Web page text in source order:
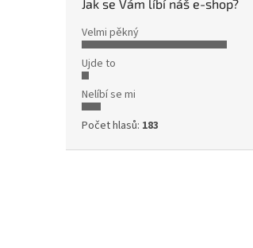
Jak se Vám líbí náš e-shop?
Velmi pěkný
Ujde to
Nelíbí se mi
Počet hlasů: 183